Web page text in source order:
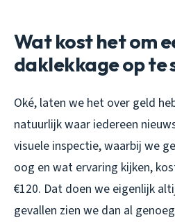
Wat kost het om
daklekkage op te
Oké, laten we het over geld
natuurlijk waar iedereen
visuele inspectie, waarbij we
oog en wat ervaring kijken,
€120. Dat doen we eigenlijk
gevallen zien we dan al